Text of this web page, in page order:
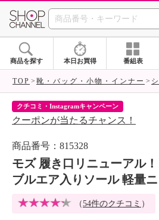
SHOP
商品を探す 本日お買得 番組表
TOP 靴・バッグ・小物・インナー
クチコミ・Instagramキャンペーン
クーポンが当たるチャンス！
商品番号：815328
モズ 履き口リニューアル
ブルエア入りソール 軽量
（54件のクチコミ ）